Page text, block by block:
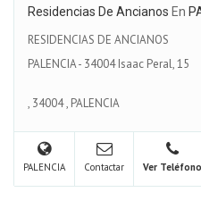
Residencias De Ancianos En
RESIDENCIAS DE ANCIANOS
PALENCIA - 34004 Isaac Peral, 15
, 34004, PALENCIA
PALENCIA Contactar Ver Teléfono